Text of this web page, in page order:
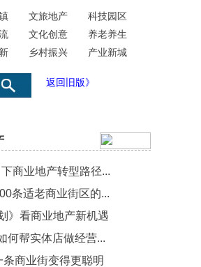
文旅地产
科技园区
文化创意
养老养生
乡村振兴 产业新城
返回旧版》
商业地产转型路径...
条适老商业街区的...
》看商业地产新机遇
何帮实体店做经营...
商业街变得更聪明